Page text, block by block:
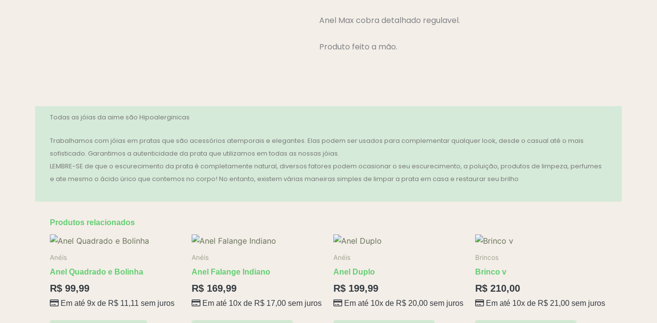
Anel Max cobra detalhado regulavel.
Produto feito a mão.
Todas as jóias da aime são Hipoalerginicas
Trabalhamos com jóias em pratas que são acessórios atemporais e elegantes. Elas podem ser usados para complementar qualquer look, desde o casual até o mais
sofisticado. Garantimos a autenticidade da prata que utilizamos em todas as nossas jóias.
LEMBRE-SE de que o escurecimento da prata é completamente natural, diversos fatores podem ocasionar o seu escurecimento, a poluição, produtos de limpeza, perfumes
e ate mesmo o ácido úrico que contemos no corpo! No entanto, existem várias maneiras simples de limpar a prata em casa e restaurar seu brilho
Produtos relacionados
Anéis
Anel Quadrado e Bolinha
R$ 99,99
Em até 9x de R$ 11,11 sem juros
Anéis
Anel Falange Indiano
R$ 169,99
Em até 10x de R$ 17,00 sem juros
Anéis
Anel Duplo
R$ 199,99
Em até 10x de R$ 20,00 sem juros
Brincos
Brinco v
R$ 210,00
Em até 10x de R$ 21,00 sem juros